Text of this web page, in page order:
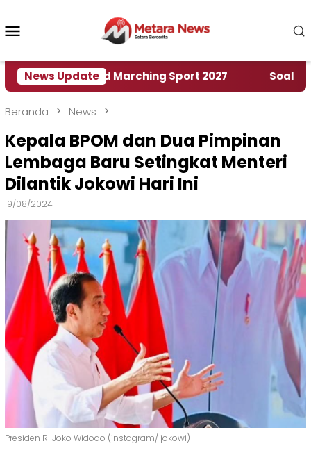
konten
News Update
World Marching Sport 2027 ‎Soal Rencana
Beranda News
Kepala BPOM dan Dua Pimpinan
Lembaga Baru Setingkat Menteri
Dilantik Jokowi Hari Ini
19/08/2024
Presiden RI Joko Widodo (instagram/ jokowi)